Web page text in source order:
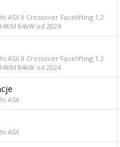
ASX II Crossover Facelifting 1.2
84kW od 2024
ASX II Crossover Facelifting 1.2
84kW od 2024
ASX
ASX